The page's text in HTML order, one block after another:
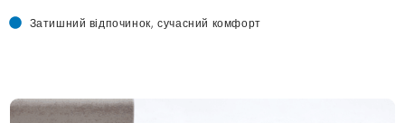
Затишний відпочинок, сучасний комфорт